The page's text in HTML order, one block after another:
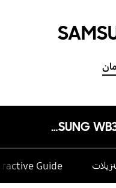
SAMSUNG WB35F
Guide